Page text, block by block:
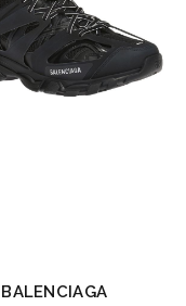
BALENCIAGA